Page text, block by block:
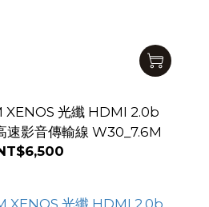
XENOS 光纖 HDMI 2.0b
影音傳輸線 W30_7.6M